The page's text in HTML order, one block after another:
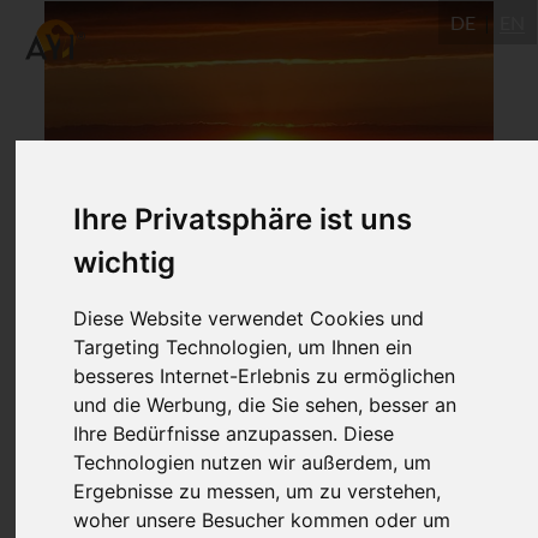
Ihre Privatsphäre ist uns
wichtig
Diese Website verwendet Cookies und
Targeting Technologien, um Ihnen ein
besseres Internet-Erlebnis zu ermöglichen
und die Werbung, die Sie sehen, besser an
Ihre Bedürfnisse anzupassen. Diese
Technologien nutzen wir außerdem, um
Ergebnisse zu messen, um zu verstehen,
woher unsere Besucher kommen oder um
DE
108 Sonnengrüße für
Frieden und Gesundheit
6.1.2019
Ulm
Kumiko Weber Sakaguchi